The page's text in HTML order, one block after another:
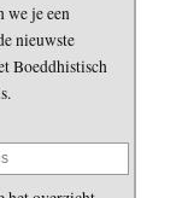
we je een
nieuwste
Boeddhistisch